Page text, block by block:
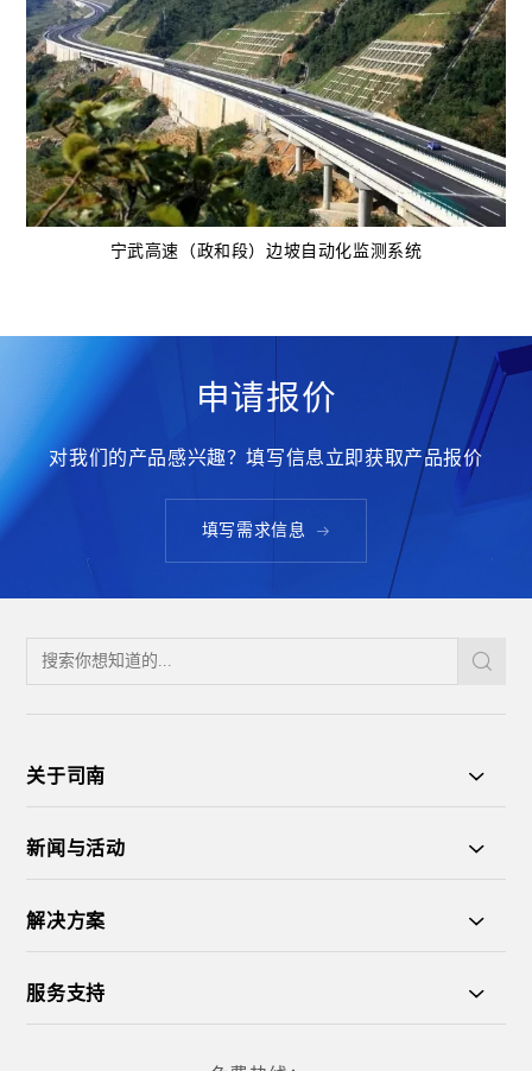
宁武高速（政和段）边坡自动化监测系统
申请报价
对我们的产品感兴趣？填写信息立即获取产品报价
填写需求信息
关于司南
新闻与活动
解决方案
服务支持